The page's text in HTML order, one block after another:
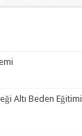
Altı Beden Eğitimi